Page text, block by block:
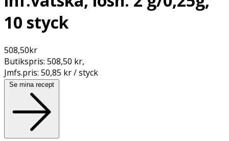
10 styck
508,50kr
Butikspris: 508,50 kr,
Jmfs.pris: 50,85 kr / styck
Se mina recept